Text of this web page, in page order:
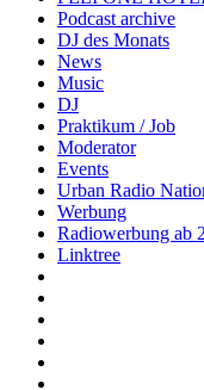
Podcast archive
DJ des Monats
News
Music
DJ
Praktikum / Job
Moderator
Events
Urban Radio
Werbung
Radiowerbung ab
Linktree